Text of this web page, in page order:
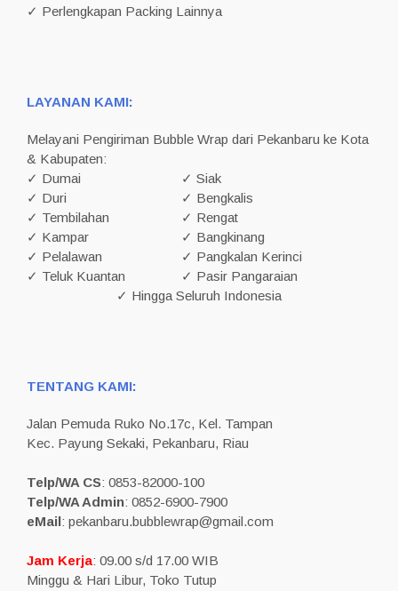
✓ Perlengkapan Packing Lainnya
LAYANAN KAMI:
Melayani Pengiriman Bubble Wrap dari Pekanbaru ke Kota
& Kabupaten:
✓ Dumai
✓ Siak
✓ Duri
✓ Bengkalis
✓ Tembilahan
✓ Rengat
✓ Kampar
✓ Bangkinang
✓ Pelalawan
✓ Pangkalan Kerinci
✓ Teluk Kuantan
✓ Pasir Pangaraian
✓ Hingga Seluruh Indonesia
TENTANG KAMI:
Jalan Pemuda Ruko No.17c, Kel. Tampan
Kec. Payung Sekaki, Pekanbaru, Riau
Telp/WA CS: 0853-82000-100
Telp/WA Admin: 0852-6900-7900
eMail: pekanbaru.bubblewrap@gmail.com
Jam Kerja: 09.00 s/d 17.00 WIB
Minggu & Hari Libur, Toko Tutup